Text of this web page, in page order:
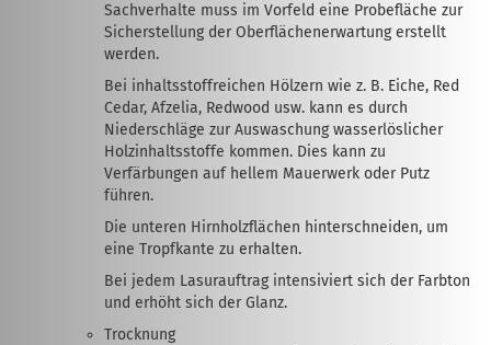
Sachverhalte muss im Vorfeld eine Probefläche zur
Sicherstellung der Oberflächenerwartung erstellt
werden.
Bei inhaltsstoffreichen Hölzern wie z. B. Eiche, Red
Cedar, Afzelia, Redwood usw. kann es durch
Niederschläge zur Auswaschung wasserlöslicher
Holzinhaltsstoffe kommen. Dies kann zu
Verfärbungen auf hellem Mauerwerk oder Putz
führen.
Die unteren Hirnholzflächen hinterschneiden, um
eine Tropfkante zu erhalten.
Bei jedem Lasurauftrag intensiviert sich der Farbton
und erhöht sich der Glanz.
Trocknung